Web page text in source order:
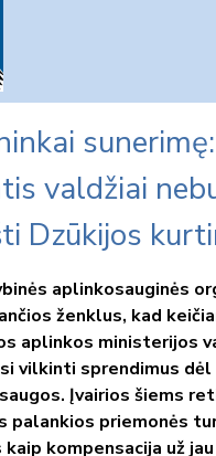
valdžiai
Dzūkijos
aplinkosauginės
ženklus, kad
aplinkos ministerijos
vilkinti sprendimus
Įvairios šiems
palankios priemonės
kompensacija už